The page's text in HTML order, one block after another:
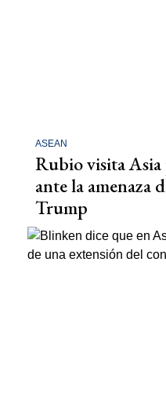
ASEAN
Rubio visita
ante la amenaza
Trump